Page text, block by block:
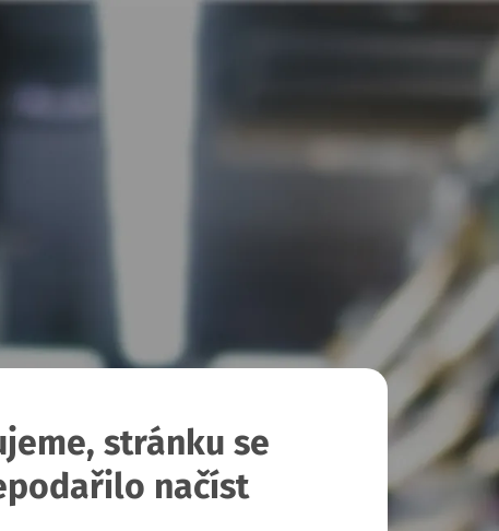
stránku se
načíst